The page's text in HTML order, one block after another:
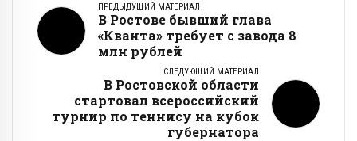
ПРЕДЫДУЩИЙ МАТЕРИАЛ
В Ростове бывший глава
«Кванта» требует с завода 8
млн рублей
СЛЕДУЮЩИЙ МАТЕРИАЛ
В Ростовской области
стартовал всероссийский
турнир по теннису на кубок
губернатора